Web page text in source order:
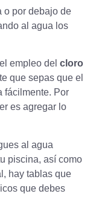
o por debajo de
al agua los
empleo del cloro
que sepas que el
fácilmente. Por
es agregar lo
al agua
piscina, así como
hay tablas que
que debes